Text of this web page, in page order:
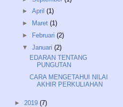
► April (1)
►
Maret (1)
►
Februari (2)
▼ Januari (2)
EDARAN TENTANG
PUNGUTAN
CARA MENGETAHUI NILAI
AKHIR PERKULIAHAN
► 2019 (7)